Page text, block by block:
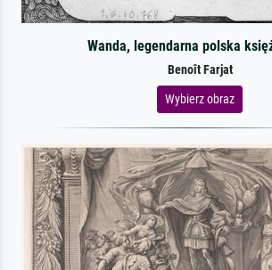
Wanda, legendarna polska
Benoît Farjat
Wybierz obraz